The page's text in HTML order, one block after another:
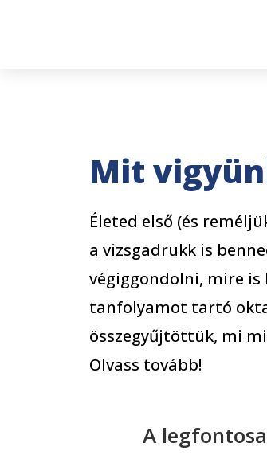
Mit
Életed első (és
a vizsgadrukk is
végiggondolni, mire is
tanfolyamot tartó
összegyűjtöttük, mi
Olvass tovább!
A